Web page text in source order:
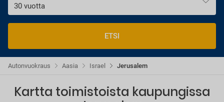
30 vuotta
ETSI
Jerusalem
Israel
Aasia
Autonvuokraus
Kartta toimistoista kaupungissa